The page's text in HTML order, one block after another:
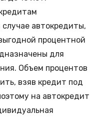
автокредиты,
процентной
для
Объем процентов
взяв кредит под
на автокредит